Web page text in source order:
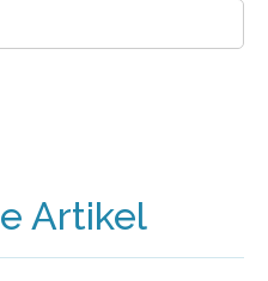
Artikel